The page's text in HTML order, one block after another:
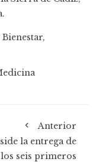
Bienestar,
Anterior
la entrega de
seis primeros